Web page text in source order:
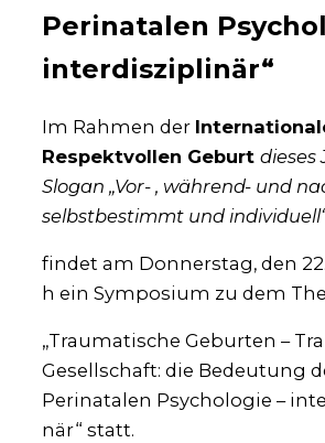
Perinatalen
interdisziplinär“
Im Rah­men der
Respekt­vol­len Geburt die­ses
Slo­gan „Vor- , wäh­rend- und
selbst­be­stimmt und
fin­det am Don­ners­tag, den
h ein Sym­po­si­um zu dem
„Trau­ma­ti­sche Gebur­ten –
Gesell­schaft: die Bedeu­tung
Peri­na­ta­len Psy­cho­lo­gie –
när“ statt.